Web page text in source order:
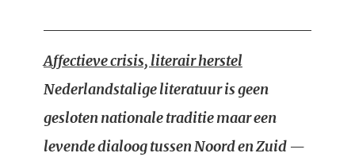
Affectieve crisis, literair herstel
Nederlandstalige literatuur is geen
gesloten nationale traditie maar een
levende dialoog tussen Noord en Zuid —